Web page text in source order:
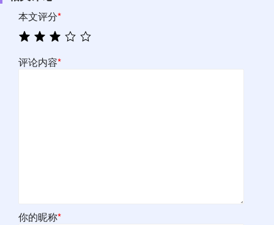
本文评分*
评论内容*
你的昵称*